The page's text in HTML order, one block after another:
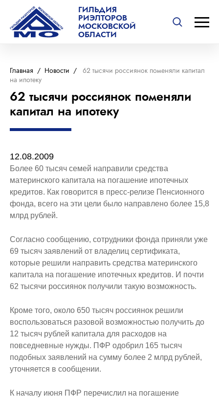
ГИЛЬДИЯ
РИЭЛТОРОВ
МОСКОВСКОЙ
ОБЛАСТИ
Главная / Новости /
62 тысячи россиянок поменяли капитал
на ипотеку
62 тысячи россиянок поменяли
капитал на ипотеку
12.08.2009
Более 60 тысяч семей направили средства
материнского капитала на погашение ипотечных
кредитов. Как говорится в пресс-релизе Пенсионного
фонда, всего на эти цели было направлено более 15,8
млрд рублей.
Согласно сообщению, сотрудники фонда приняли уже
69 тысяч заявлений от владелиц сертификата,
которые решили направить средства материнского
капитала на погашение ипотечных кредитов. И почти
62 тысячи россиянок получили такую возможность.
Кроме того, около 650 тысяч россиянок решили
воспользоваться разовой возможностью получить до
12 тысяч рублей капитала для расходов на
повседневные нужды. ПФР одобрил 165 тысяч
подобных заявлений на сумму более 2 млрд рублей,
уточняется в сообщении.
К началу июня ПФР перечислил на погашение